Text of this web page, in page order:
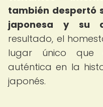
también despertó
japonesa y su
resultado, el
lugar único que
auténtica en la
japonés.